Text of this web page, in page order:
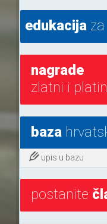
edukacijaza
nagrade
zlatni i
baza
upis u bazu
postanite